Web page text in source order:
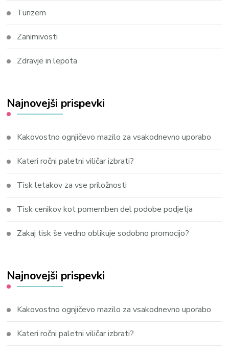
Turizem
Zanimivosti
Zdravje in lepota
Najnovejši prispevki
Kakovostno ognjičevo mazilo za vsakodnevno uporabo
Kateri ročni paletni viličar izbrati?
Tisk letakov za vse priložnosti
Tisk cenikov kot pomemben del podobe podjetja
Zakaj tisk še vedno oblikuje sodobno promocijo?
Najnovejši prispevki
Kakovostno ognjičevo mazilo za vsakodnevno uporabo
Kateri ročni paletni viličar izbrati?